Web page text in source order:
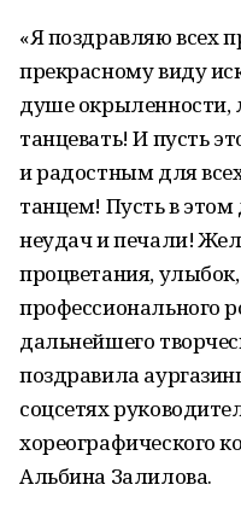
«Я поздравляю всех
прекрасному виду
душе окрыленности,
танцевать! И пусть
и радостным для
танцем! Пусть в
неудач и печали!
процветания,
профессионального
дальнейшего
поздравила
соцсетях
хореографического
Альбина Залилова.